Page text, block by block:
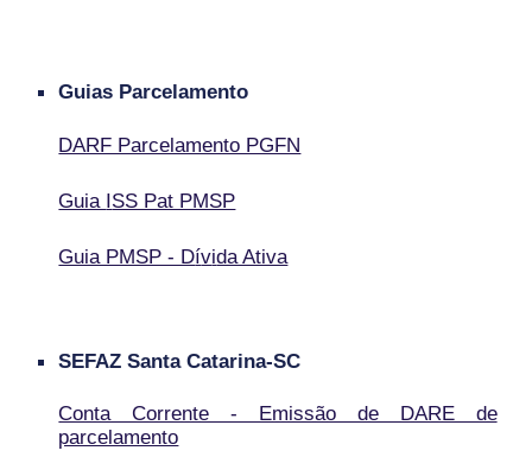
Guias Parcelamento
DARF Parcelamento PGFN
Guia ISS Pat PMSP
Guia PMSP - Dívida Ativa
SEFAZ Santa Catarina-SC
Conta Corrente - Emissão de DARE de
parcelamento